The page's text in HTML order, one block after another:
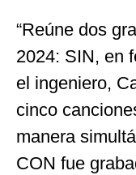
“Reúne dos
2024: SIN, en
el ingeniero,
cinco
manera
CON fue